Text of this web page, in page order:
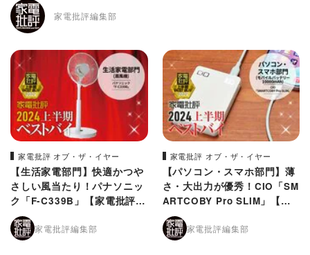
家電批評編集部
家電批評 オブ・ザ・イヤー
【生活家電部門】快適かつや
さしい風当たり！パナソニッ
ク「F-C339B」【家電批評2
024上半期ベストバイ】
家電批評編集部
家電批評 オブ・ザ・イヤー
【パソコン・スマホ部門】薄
さ・大出力が優秀！CIO「SM
ARTCOBY Pro SLIM」【家
電批評2024上半期ベストバ
イ】 家電批評編集部